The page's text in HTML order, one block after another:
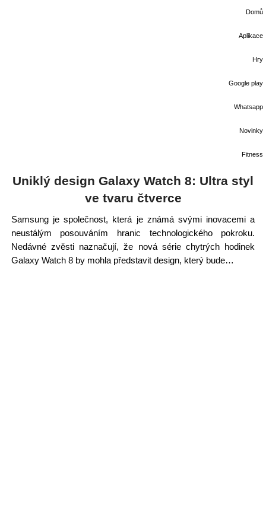
Domů
Aplikace
Hry
Google play
Whatsapp
Novinky
Fitness
Uniklý design Galaxy Watch 8: Ultra styl
ve tvaru čtverce
Samsung je společnost, která je známá svými inovacemi a
neustálým posouváním hranic technologického pokroku.
Nedávné zvěsti naznačují, že nová série chytrých hodinek
Galaxy Watch 8 by mohla představit design, který bude…